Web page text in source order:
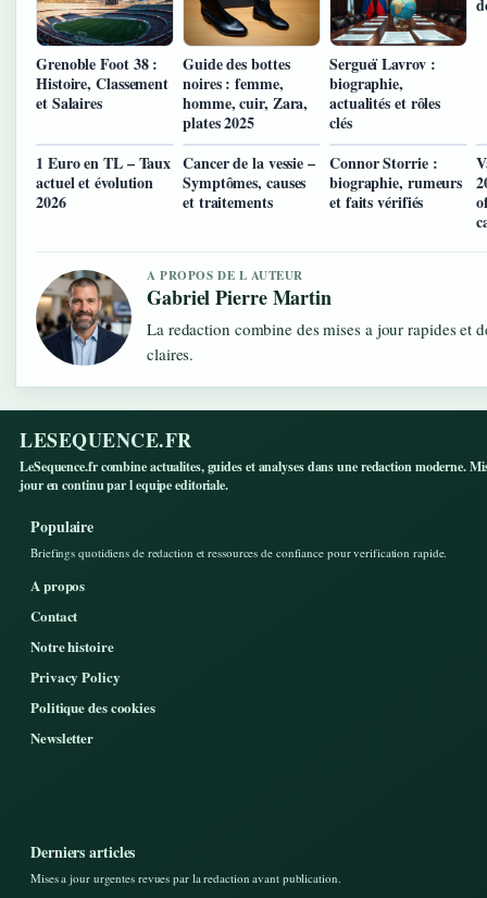
Grenoble Foot 38 :
Histoire, Classement
et Salaires
Guide des bottes
noires : femme,
homme, cuir, Zara,
plates 2025
Sergueï Lavrov :
biographie,
actualités et rôles
clés
1 Euro en TL – Taux
actuel et évolution
2026
Cancer de la vessie –
Symptômes, causes
et traitements
Connor Storrie :
biographie, rumeurs
et faits vérifiés
A PROPOS DE L AUTEUR
Gabriel Pierre Martin
La redaction combine des mises a jour rapides et
claires.
LESEQUENCE.FR
LeSequence.fr combine actualites, guides et analyses dans une redaction moderne.
jour en continu par l equipe editoriale.
Populaire
Briefings quotidiens de redaction et ressources de confiance pour verification rapide.
A propos
Contact
Notre histoire
Privacy Policy
Politique des cookies
Newsletter
Derniers articles
Mises a jour urgentes revues par la redaction avant publication.